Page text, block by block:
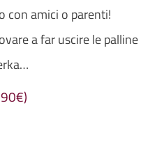
con amici o parenti!
a far uscire le palline